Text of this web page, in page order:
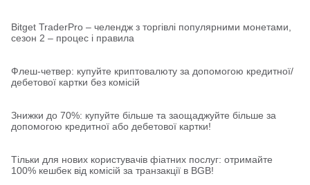
Bitget TraderPro – челендж з торгівлі популярними монетами,
сезон 2 – процес і правила
Флеш-четвер: купуйте криптовалюту за допомогою кредитної/
дебетової картки без комісій
Знижки до 70%: купуйте більше та заощаджуйте більше за
допомогою кредитної або дебетової картки!
Тільки для нових користувачів фіатних послуг: отримайте
100% кешбек від комісій за транзакції в BGB!